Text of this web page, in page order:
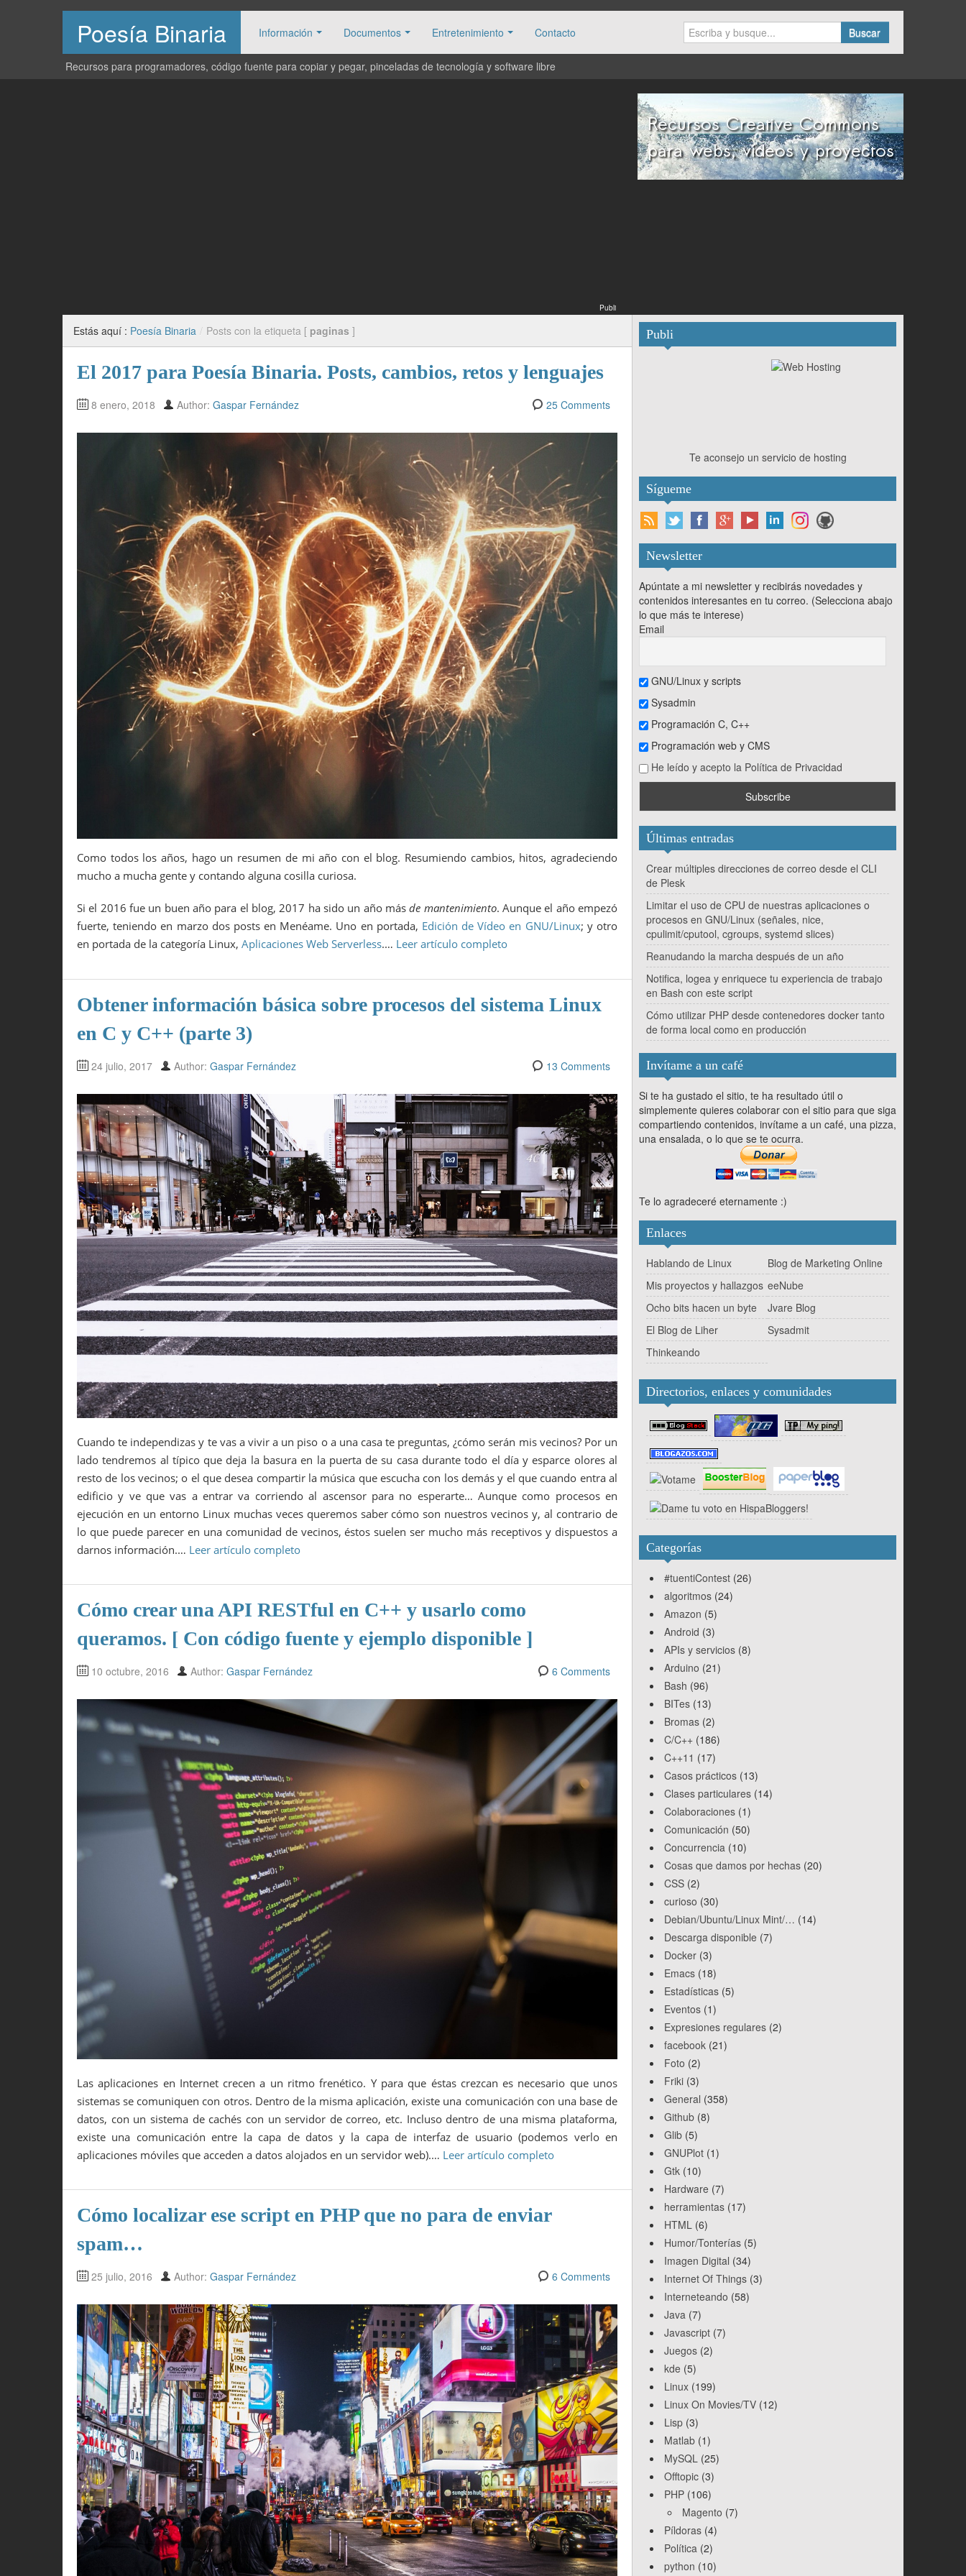
Poesía Binaria Información Documentos Entretenimiento Contacto Buscar
Recursos para programadores, código fuente para copiar y pegar, pinceladas de tecnología y software libre
Publi
Estás aquí : Poesía Binaria / Posts con la etiqueta [ paginas ]
El 2017 para Poesía Binaria. Posts, cambios, retos y lenguajes
8 enero, 2018 Author: Gaspar Fernández 25 Comments
Como todos los años, hago un resumen de mi año con el blog. Resumiendo cambios, hitos, agradeciendo
mucho a mucha gente y contando alguna cosilla curiosa.
Si el 2016 fue un buen año para el blog, 2017 ha sido un año másde mantenimiento. Aunque el año empezó
fuerte, teniendo en marzo dos posts en Menéame. Uno en portada, Edición de Vídeo en GNU/Linux; y otro
en portada de la categoría Linux, Aplicaciones Web Serverless.… Leer artículo completo
Obtener información básica sobre procesos del sistema Linux
en C y C++ (parte 3)
24 julio, 2017 Author: Gaspar Fernández 13 Comments
Cuando te independizas y te vas a vivir a un piso o a una casa te preguntas, ¿cómo serán mis vecinos? Por un
lado tendremos al típico que deja la basura en la puerta de su casa durante todo el día y esparce olores al
resto de los vecinos; o el que desea compartir la música que escucha con los demás y el que cuando entra al
edificio y ve que vas a entrar va corriendo al ascensor para no esperarte… Aunque como procesos en
ejecución en un entorno Linux muchas veces queremos saber cómo son nuestros vecinos y, al contrario de
lo que puede parecer en una comunidad de vecinos, éstos suelen ser mucho más receptivos y dispuestos a
darnos información.… Leer artículo completo
Cómo crear una API RESTful en C++ y usarlo como
queramos. [ Con código fuente y ejemplo disponible ]
10 octubre, 2016 Author: Gaspar Fernández 6 Comments
Las aplicaciones en Internet crecen a un ritmo frenético. Y para que éstas crezcan es necesario que unos
sistemas se comuniquen con otros. Dentro de la misma aplicación, existe una comunicación con una base de
datos, con un sistema de cachés con un servidor de correo, etc. Incluso dentro de una misma plataforma,
existe una comunicación entre la capa de datos y la capa de interfaz de usuario (podemos verlo en
aplicaciones móviles que acceden a datos alojados en un servidor web).… Leer artículo completo
Cómo localizar ese script en PHP que no para de enviar
spam…
25 julio, 2016 Author: Gaspar Fernández 6 Comments
Publi
Te aconsejo un servicio de hosting
Sígueme
Newsletter
Apúntate a mi newsletter y recibirás novedades y
contenidos interesantes en tu correo. (Selecciona abajo
lo que más te interese)
Email
GNU/Linux y scripts
Sysadmin
Programación C, C++
Programación web y CMS
He leído y acepto la Política de Privacidad
Últimas entradas
Crear múltiples direcciones de correo desde el CLI
de Plesk
Limitar el uso de CPU de nuestras aplicaciones o
procesos en GNU/Linux (señales, nice,
cpulimit/cputool, cgroups, systemd slices)
Reanudando la marcha después de un año
Notifica, logea y enriquece tu experiencia de trabajo
en Bash con este script
Cómo utilizar PHP desde contenedores docker tanto
de forma local como en producción
Invítame a un café
Si te ha gustado el sitio, te ha resultado útil o
simplemente quieres colaborar con el sitio para que siga
compartiendo contenidos, invítame a un café, una pizza,
una ensalada, o lo que se te ocurra.
Te lo agradeceré eternamente :)
Enlaces
Hablando de Linux
Blog de Marketing Online
Mis proyectos y hallazgos eeNube
Ocho bits hacen un byte
Jvare Blog
El Blog de Liher
Sysadmit
Thinkeando
Directorios, enlaces y comunidades
Categorías
#tuentiContest (26)
algoritmos (24)
Amazon (5)
Android (3)
APIs y servicios (8)
Arduino (21)
Bash (96)
BITes (13)
Bromas (2)
C/C++ (186)
C++11 (17)
Casos prácticos (13)
Clases particulares (14)
Colaboraciones (1)
Comunicación (50)
Concurrencia (10)
Cosas que damos por hechas (20)
CSS (2)
curioso (30)
Debian/Ubuntu/Linux Mint/… (14)
Descarga disponible (7)
Docker (3)
Emacs (18)
Estadísticas (5)
Eventos (1)
Expresiones regulares (2)
facebook (21)
Foto (2)
Friki (3)
General (358)
Github (8)
Glib (5)
GNUPlot (1)
Gtk (10)
Hardware (7)
herramientas (17)
HTML (6)
Humor/Tonterías (5)
Imagen Digital (34)
Internet Of Things (3)
Interneteando (58)
Java (7)
Javascript (7)
Juegos (2)
kde (5)
Linux (199)
Linux On Movies/TV (12)
Lisp (3)
Matlab (1)
MySQL (25)
Offtopic (3)
PHP (106)
Magento (7)
Píldoras (4)
Política (2)
python (10)